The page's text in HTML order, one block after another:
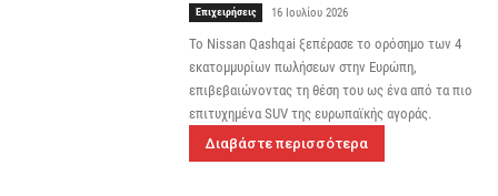
Επιχειρήσεις 16 Ιουλίου 2026
Το Nissan Qashqai ξεπέρασε το ορόσημο των 4
εκατομμυρίων πωλήσεων στην Ευρώπη,
επιβεβαιώνοντας τη θέση του ως ένα από τα πιο
επιτυχημένα SUV της ευρωπαϊκής αγοράς.
Διαβάστε περισσότερα